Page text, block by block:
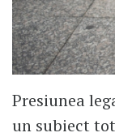
Presiunea
un subiect